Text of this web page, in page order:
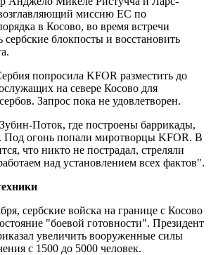
миссию ЕС по
в Косово, во время встречи
сербские блокпосты и восстановить
попросила KFOR разместить до
на севере Косово для
Запрос пока не удовлетворен.
Поток, где построены баррикады,
Под огонь попали миротворцы KFOR. В
что никто не пострадал, стреляли
над установлением всех фактов".
сербские войска на границе с Косово
"боевой готовности". Президент
увеличить вооруженные силы
с 1500 до 5000 человек.